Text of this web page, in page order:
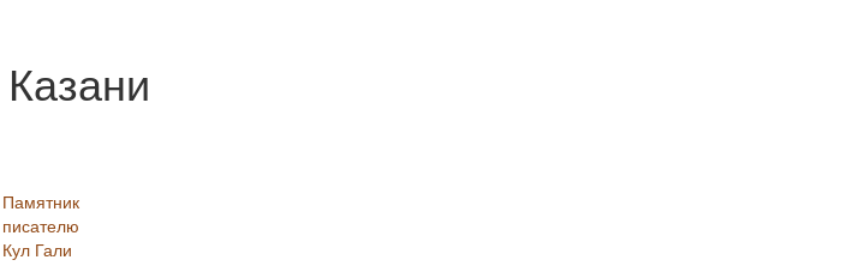
Памятник
писателю
Кул Гали